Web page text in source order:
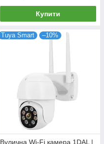
Купити
Tuya Smart –10%
Вулична Wi-Fi камера 1DAL |